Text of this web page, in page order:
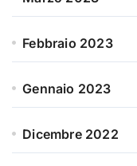
Febbraio 2023
Gennaio 2023
Dicembre 2022